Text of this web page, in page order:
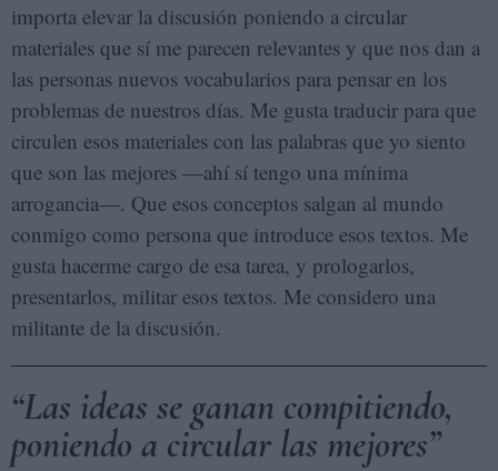
importa elevar la discusión poniendo a circular
materiales que sí me parecen relevantes y que nos dan a
las personas nuevos vocabularios para pensar en los
problemas de nuestros días. Me gusta traducir para que
circulen esos materiales con las palabras que yo siento
que son las mejores —ahí sí tengo una mínima
arrogancia—. Que esos conceptos salgan al mundo
conmigo como persona que introduce esos textos. Me
gusta hacerme cargo de esa tarea, y prologarlos,
presentarlos, militar esos textos. Me considero una
militante de la discusión.
Las ideas se ganan compitiendo,
poniendo a circular las mejores